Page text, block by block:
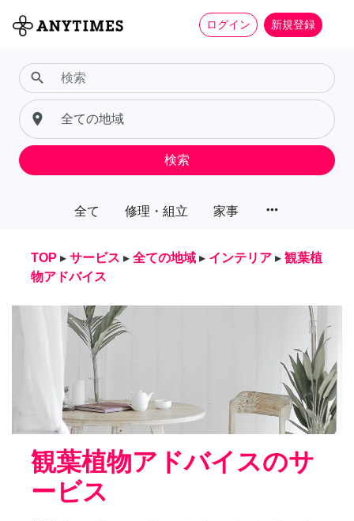
ログイン 新規登録
全て 修理・組立 家事 more_horiz
search
place
検索
TOP ▸ サービス ▸ 全ての地域 ▸ インテリア ▸ 観葉植
物アドバイス
観葉植物アドバイスのサ
ービス